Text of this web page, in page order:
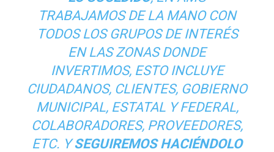
TRABAJAMOS DE LA MANO CON
TODOS LOS GRUPOS DE INTERÉS
EN LAS ZONAS DONDE
INVERTIMOS, ESTO INCLUYE
CIUDADANOS, CLIENTES, GOBIERNO
MUNICIPAL, ESTATAL Y FEDERAL,
COLABORADORES, PROVEEDORES,
ETC. YSEGUIREMOS HACIÉNDOLO